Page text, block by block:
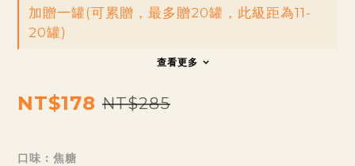
加贈一罐(可累贈，最多贈20罐，此級距為11-
20罐)
查看更多
NT$178 NT$285
口味 : 焦糖